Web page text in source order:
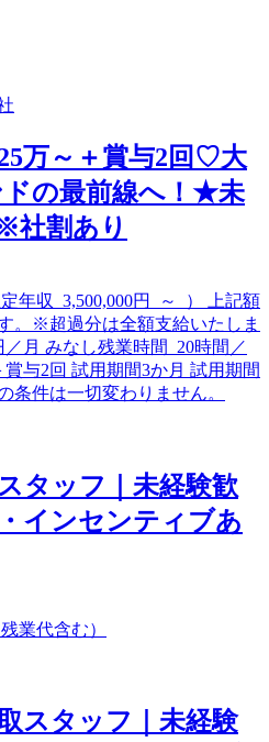
万～＋賞与2回♡大
の最前線へ！★未
社割あり
年収 3,500,000円 ～ ） 上記額
。※超過分は全額支給いたしま
月 みなし残業時間 20時間／
賞与2回 試用期間3か月 試用期間
条件は一切変わりません。
タッフ｜未経験歓
インセンティブあ
業代含む）
スタッフ｜未経験